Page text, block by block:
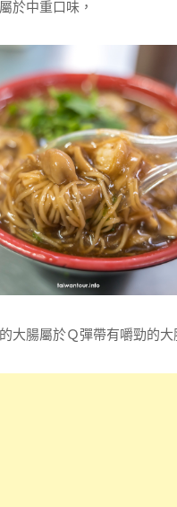
於中重口味，
大腸屬於Ｑ彈帶有嚼勁的大